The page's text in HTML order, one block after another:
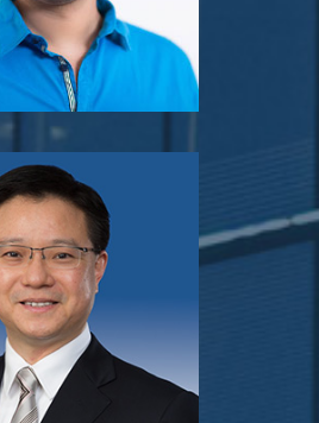
黃賢敏
投資主管
港科技園公司